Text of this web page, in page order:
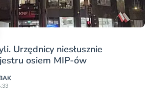
Urzędnicy niesłusznie
osiem MIP-ów